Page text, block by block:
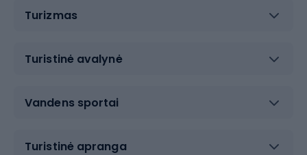
Turizmas
Turistinė avalynė
Vandens sportai
Turistinė apranga